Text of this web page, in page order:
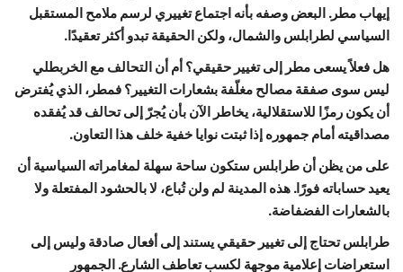
إيهاب مطر. البعض وصفه بأنه اجتماع تغييري لرسم ملامح المستقبل
السياسي لطرابلس والشمال، ولكن الحقيقة تبدو أكثر تعقيدًا.
هل فعلاً يسعى مطر إلى تغيير حقيقي؟ أم أن التحالف مع الخربطلي
ليس سوى صفقة مصالح مغلّفة بشعارات التغيير؟ فمطر، الذي يُفترض
أن يكون رمزًا للاستقلالية، يخاطر الآن بأن يُجرّ إلى تحالف قد يُفقده
مصداقيته أمام جمهوره إذا ثبتت نوايا خفية خلف هذا التعاون.
على من يظن أن طرابلس ستكون ساحة سهلة لمغامراته السياسية أن
يعيد حساباته فورًا. هذه المدينة لم ولن تُباع، لا بالحشود المفتعلة ولا
بالشعارات الفضفاضة.
طرابلس تحتاج إلى تغيير حقيقي يستند إلى أفعال صادقة وليس إلى
استعراضات إعلامية موجهة لكسب تعاطف الشارع. الجمهور